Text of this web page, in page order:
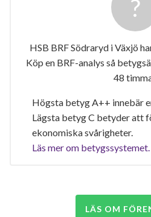
HSB BRF Södraryd i Växjö
Köp en BRF-analys så
48
Högsta betyg A++ innebär
Lägsta betyg C betyder att
ekonomiska svårigheter.
Läs mer om betygssystemet.
LÄS OM